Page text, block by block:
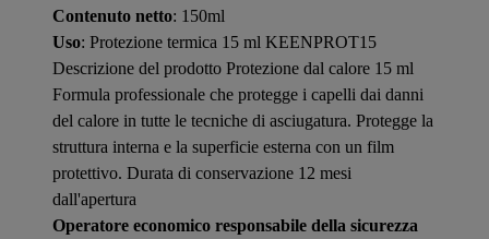
Contenuto netto: 150ml
Uso: Protezione termica 15 ml KEENPROT15
Descrizione del prodotto Protezione dal calore 15 ml
Formula professionale che protegge i capelli dai danni
del calore in tutte le tecniche di asciugatura. Protegge la
struttura interna e la superficie esterna con un film
protettivo. Durata di conservazione 12 mesi
dall'apertura
Operatore economico responsabile della sicurezza